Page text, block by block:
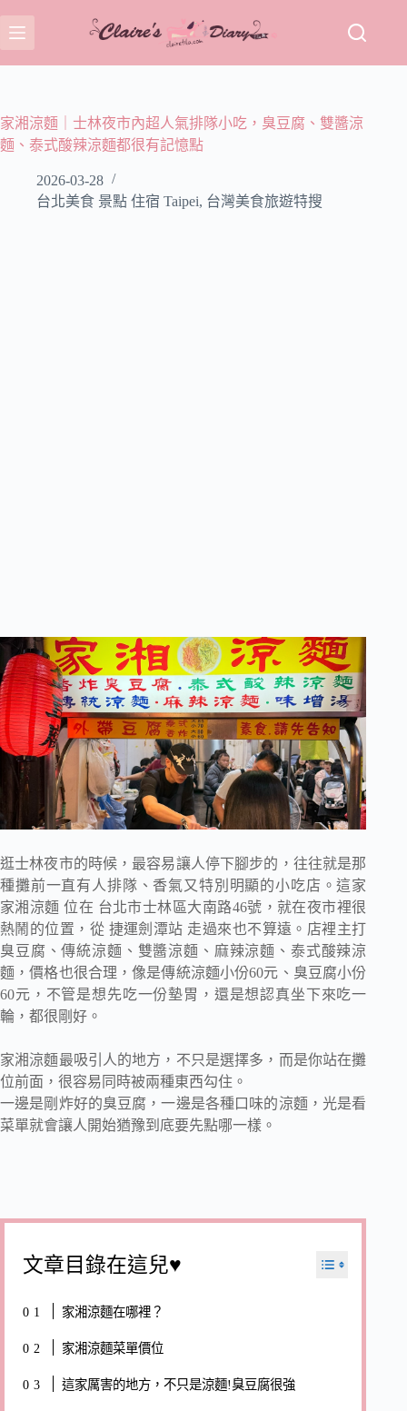
至
主
容
家湘涼麵｜士林夜市內超人氣排隊小吃，臭豆腐、雙醬涼
麵、泰式酸辣涼麵都很有記憶點
2026-03-28
台北美食 景點 住宿 Taipei, 台灣美食旅遊特搜
逛士林夜市的時候，最容易讓人停下腳步的，往往就是那
種攤前一直有人排隊、香氣又特別明顯的小吃店。這家
家湘涼麵 位在 台北市士林區大南路46號，就在夜市裡很
熱鬧的位置，從 捷運劍潭站 走過來也不算遠。店裡主打
臭豆腐、傳統涼麵、雙醬涼麵、麻辣涼麵、泰式酸辣涼
麵，價格也很合理，像是傳統涼麵小份60元、臭豆腐小份
60元，不管是想先吃一份墊胃，還是想認真坐下來吃一
輪，都很剛好。
家湘涼麵最吸引人的地方，不只是選擇多，而是你站在攤
位前面，很容易同時被兩種東西勾住。
一邊是剛炸好的臭豆腐，一邊是各種口味的涼麵，光是看
菜單就會讓人開始猶豫到底要先點哪一樣。
文章目錄在這兒♥
家湘涼麵在哪裡？
家湘涼麵菜單價位
這家厲害的地方，不只是涼麵!臭豆腐很強